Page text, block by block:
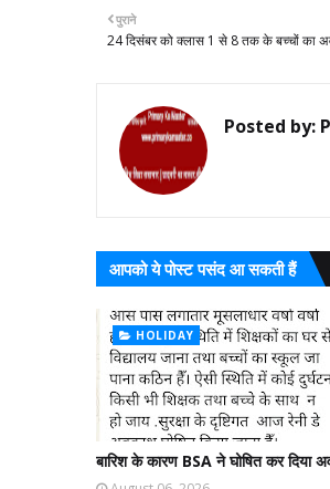
पुराने
24 दिसंबर को क्लास 1 से 8 तक के बच्चों का
Posted by:
आपको ये पोस्ट पसंद आ सकती हैं
HOLIDAY
बारिश के कारण BSA ने घोषित कर दिया